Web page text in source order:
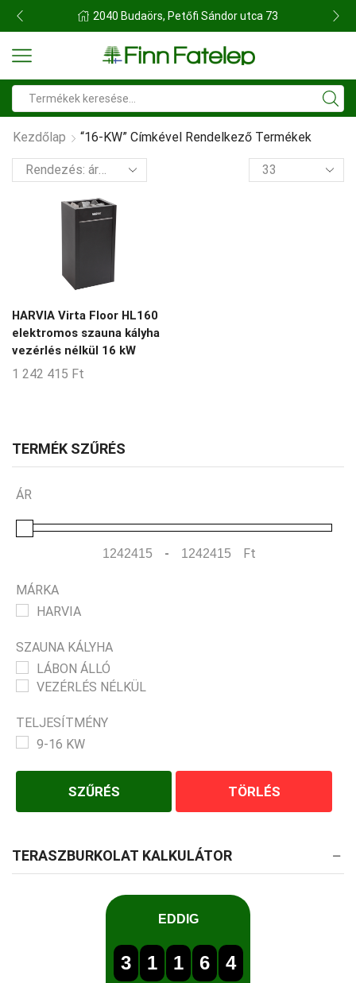
FINN FATELEP BUDAÖRS
input
Kezdőlap
“16-KW” Címkével Rendelkező Termékek
termék
per
HARVIA Virta Floor HL160
elektromos szauna kályha
vezérlés nélkül 16 kW
1 242 415 Ft
TERMÉK SZŰRÉS
ÁR
Minimum Price
-
Maximum Price
Ft
MÁRKA
HARVIA
SZAUNA KÁLYHA
LÁBON ÁLLÓ
VEZÉRLÉS NÉLKÜL
TELJESÍTMÉNY
9-16 KW
SZŰRÉS TÖRLÉS
TERASZBURKOLAT KALKULÁTOR